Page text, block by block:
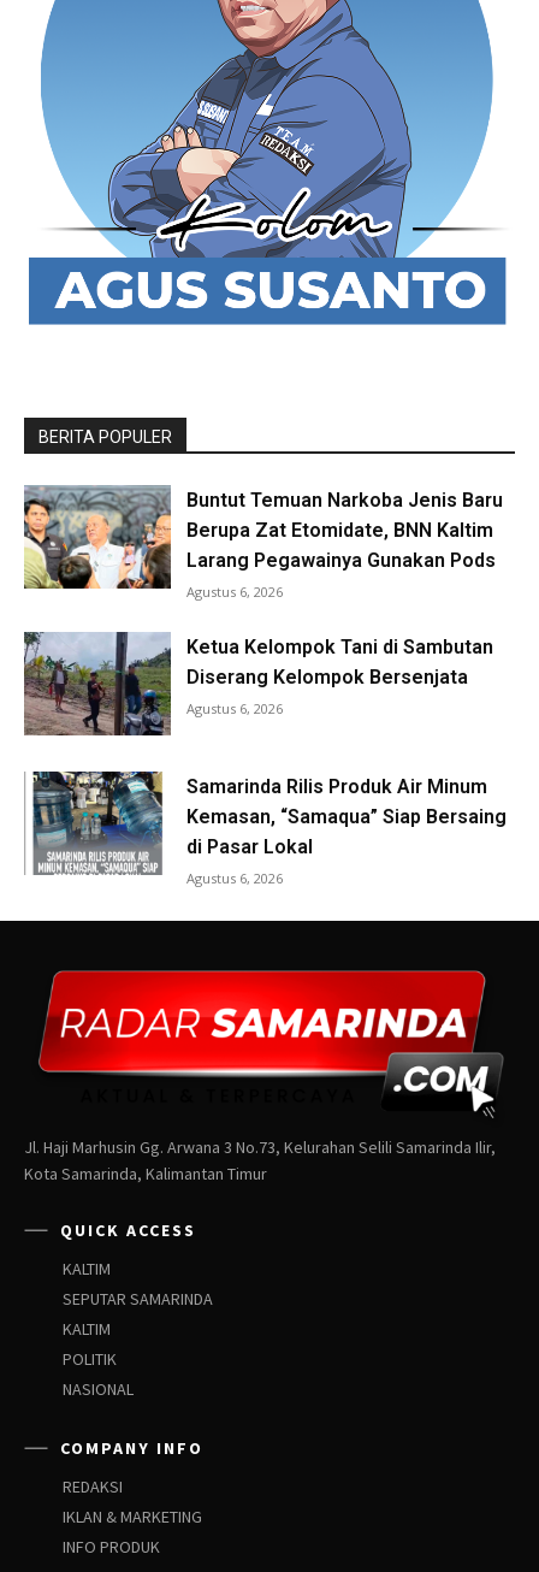
Jl. Haji Marhusin Gg. Arwana 3 No.73, Kelurahan Selili Samarinda Ilir,
Kota Samarinda, Kalimantan Timur
QUICK ACCESS
KALTIM
SEPUTAR SAMARINDA
KALTIM
POLITIK
NASIONAL
COMPANY INFO
REDAKSI
IKLAN & MARKETING
INFO PRODUK